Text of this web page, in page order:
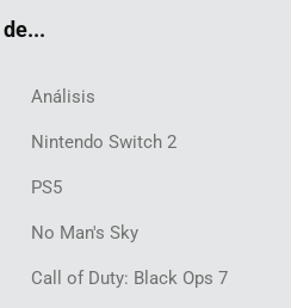
Análisis
Nintendo Switch 2
PS5
No Man's Sky
Call of Duty: Black Ops 7